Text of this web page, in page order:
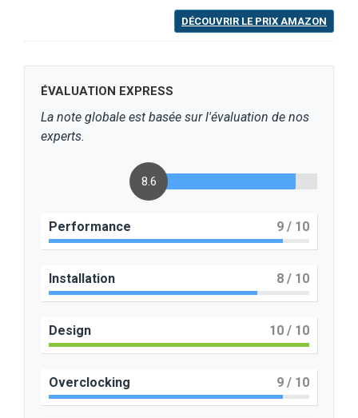
DÉCOUVRIR LE PRIX AMAZON
ÉVALUATION EXPRESS
La note globale est basée sur l'évaluation de nos
experts.
8.6
Performance 9 / 10
Installation 8 / 10
Design 10 / 10
Overclocking 9 / 10